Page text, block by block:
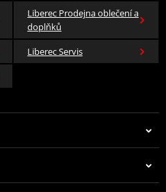
Liberec Prodejna oblečení a
doplňků
Liberec Servis